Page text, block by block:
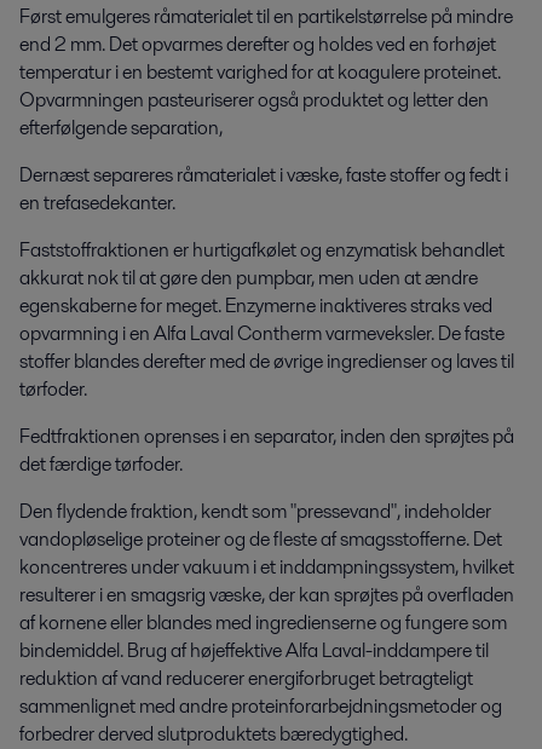
Først emulgeres råmaterialet til en partikelstørrelse på mindre
end 2 mm. Det opvarmes derefter og holdes ved en forhøjet
temperatur i en bestemt varighed for at koagulere proteinet.
Opvarmningen pasteuriserer også produktet og letter den
efterfølgende separation,
Dernæst separeres råmaterialet i væske, faste stoffer og fedt i
en trefasedekanter.
Faststoffraktionen er hurtigafkølet og enzymatisk behandlet
akkurat nok til at gøre den pumpbar, men uden at ændre
egenskaberne for meget. Enzymerne inaktiveres straks ved
opvarmning i en Alfa Laval Contherm varmeveksler. De faste
stoffer blandes derefter med de øvrige ingredienser og laves til
tørfoder.
Fedtfraktionen oprenses i en separator, inden den sprøjtes på
det færdige tørfoder.
Den flydende fraktion, kendt som "pressevand", indeholder
vandopløselige proteiner og de fleste af smagsstofferne. Det
koncentreres under vakuum i et inddampningssystem, hvilket
resulterer i en smagsrig væske, der kan sprøjtes på overfladen
af ​​kornene eller blandes med ingredienserne og fungere som
bindemiddel. Brug af højeffektive Alfa Laval-inddampere til
reduktion af vand reducerer energiforbruget betragteligt
sammenlignet med andre proteinforarbejdningsmetoder og
forbedrer derved slutproduktets bæredygtighed.